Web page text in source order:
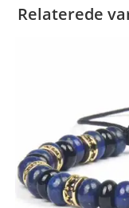
Relaterede